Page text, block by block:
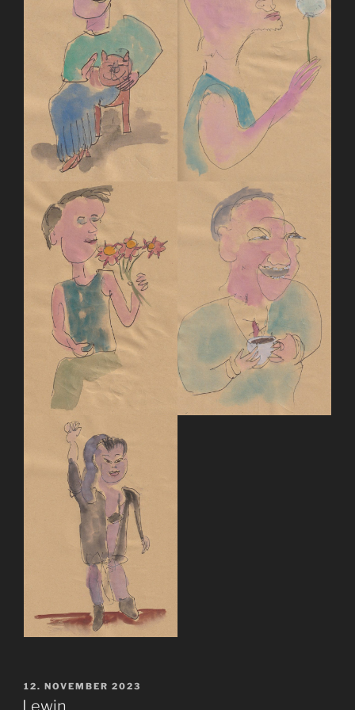
VERÖFFENTLICHT
AM
12. NOVEMBER 2023